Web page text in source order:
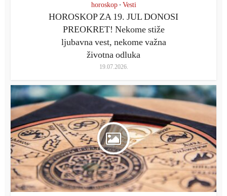
horoskop • Vesti
HOROSKOP ZA 19. JUL DONOSI
PREOKRET! Nekome stiže
ljubavna vest, nekome važna
životna odluka
19.07.2026.